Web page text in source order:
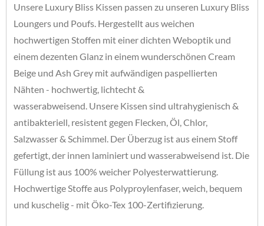
Unsere Luxury Bliss Kissen passen zu unseren Luxury Bliss
Loungers und Poufs. Hergestellt aus weichen
hochwertigen Stoffen mit einer dichten Weboptik und
einem dezenten Glanz in einem wunderschönen Cream
Beige und Ash Grey mit aufwändigen paspellierten
Nähten - hochwertig, lichtecht &
wasserabweisend. Unsere Kissen sind ultrahygienisch &
antibakteriell, resistent gegen Flecken, Öl, Chlor,
Salzwasser & Schimmel. Der Überzug ist aus einem Stoff
gefertigt, der innen laminiert und wasserabweisend ist. Die
Füllung ist aus 100% weicher Polyesterwattierung.
Hochwertige Stoffe aus Polyproylenfaser, weich, bequem
und kuschelig - mit Öko-Tex 100-Zertifizierung.